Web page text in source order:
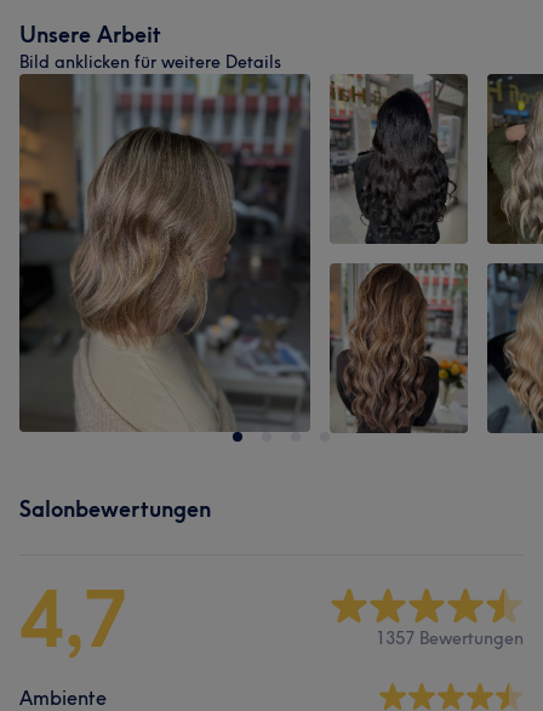
Unsere Arbeit
Bild anklicken für weitere Details
Salonbewertungen
4,7 1357 Bewertungen
Ambiente